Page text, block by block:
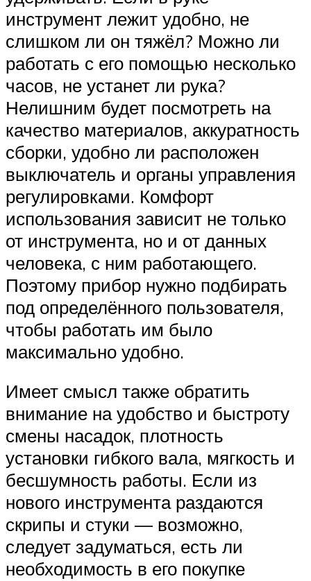
инструмент лежит удобно, не
слишком ли он тяжёл? Можно ли
работать с его помощью несколько
часов, не устанет ли рука?
Нелишним будет посмотреть на
качество материалов, аккуратность
сборки, удобно ли расположен
выключатель и органы управления
регулировками. Комфорт
использования зависит не только
от инструмента, но и от данных
человека, с ним работающего.
Поэтому прибор нужно подбирать
под определённого пользователя,
чтобы работать им было
максимально удобно.
Имеет смысл также обратить
внимание на удобство и быстроту
смены насадок, плотность
установки гибкого вала, мягкость и
бесшумность работы. Если из
нового инструмента раздаются
скрипы и стуки — возможно,
следует задуматься, есть ли
необходимость в его покупке